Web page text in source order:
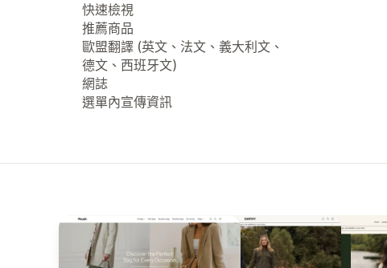
快速檢視
推薦商品
歐盟翻譯 (英文、法文、義大利文、
德文、西班牙文)
網誌
選單內宣傳資訊